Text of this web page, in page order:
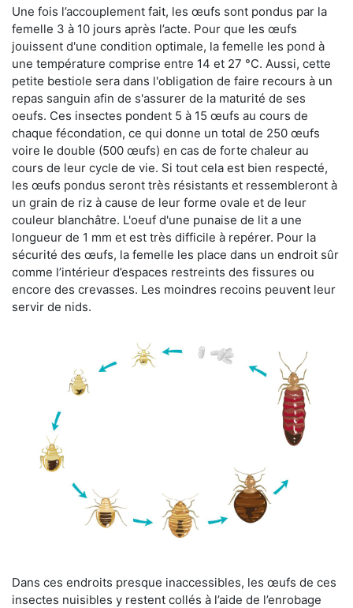
Une fois l’accouplement fait, les œufs sont pondus par la
femelle 3 à 10 jours après l’acte. Pour que les œufs
jouissent d'une condition optimale, la femelle les pond à
une température comprise entre 14 et 27 °C. Aussi, cette
petite bestiole sera dans l'obligation de faire recours à un
repas sanguin afin de s'assurer de la maturité de ses
oeufs. Ces insectes pondent 5 à 15 œufs au cours de
chaque fécondation, ce qui donne un total de 250 œufs
voire le double (500 œufs) en cas de forte chaleur au
cours de leur cycle de vie. Si tout cela est bien respecté,
les œufs pondus seront très résistants et ressembleront à
un grain de riz à cause de leur forme ovale et de leur
couleur blanchâtre. L'oeuf d'une punaise de lit a une
longueur de 1 mm et est très difficile à repérer. Pour la
sécurité des œufs, la femelle les place dans un endroit sûr
comme l’intérieur d’espaces restreints des fissures ou
encore des crevasses. Les moindres recoins peuvent leur
servir de nids.
Dans ces endroits presque inaccessibles, les œufs de ces
insectes nuisibles y restent collés à l’aide de l’enrobage